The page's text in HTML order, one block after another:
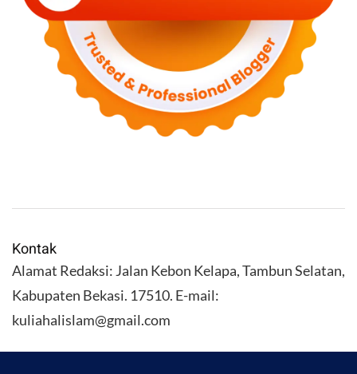
Kontak
Alamat Redaksi: Jalan Kebon Kelapa, Tambun Selatan,
Kabupaten Bekasi. 17510. E-mail:
kuliahalislam@gmail.com